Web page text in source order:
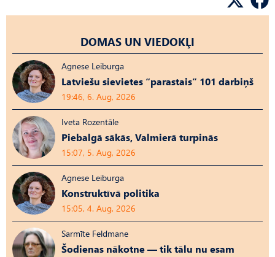
DOMAS UN VIEDOKĻI
Agnese Leiburga
Latviešu sievietes “parastais” 101 darbiņš
19:46, 6. Aug, 2026
Iveta Rozentāle
Piebalgā sākās, Valmierā turpinās
15:07, 5. Aug, 2026
Agnese Leiburga
Konstruktīvā politika
15:05, 4. Aug, 2026
Sarmīte Feldmane
Šodienas nākotne — tik tālu nu esam